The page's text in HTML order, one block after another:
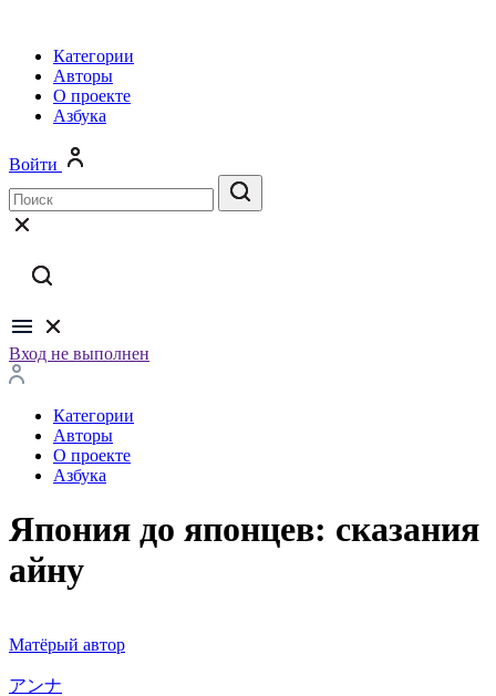
Категории
Авторы
О проекте
Азбука
Войти
Вход не выполнен
Категории
Авторы
О проекте
Азбука
Япония до японцев: сказания
айну
Матёрый автор
アンナ